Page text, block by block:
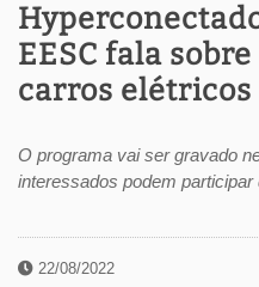
EESC fala
carros elétricos
O programa vai ser gravado
interessados podem participar
22/08/2022